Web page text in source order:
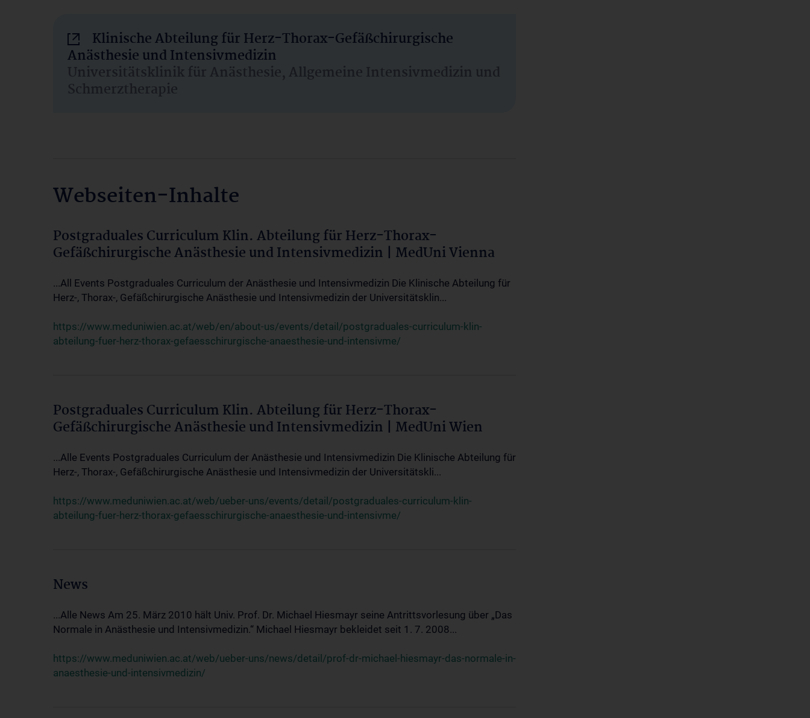
Klinische Abteilung für Herz-Thorax-Gefäßchirurgische
Anästhesie und Intensivmedizin
Universitätsklinik für Anästhesie, Allgemeine Intensivmedizin und
Schmerztherapie
Webseiten-Inhalte
Postgraduales Curriculum Klin. Abteilung für Herz-Thorax-
Gefäßchirurgische Anästhesie und Intensivmedizin | MedUni Vienna
...All Events Postgraduales Curriculum der Anästhesie und Intensivmedizin Die Klinische Abteilung für
Herz-, Thorax-, Gefäßchirurgische Anästhesie und Intensivmedizin der Universitätsklin...
https://www.meduniwien.ac.at/web/en/about-us/events/detail/postgraduales-curriculum-klin-
abteilung-fuer-herz-thorax-gefaesschirurgische-anaesthesie-und-intensivme/
Postgraduales Curriculum Klin. Abteilung für Herz-Thorax-
Gefäßchirurgische Anästhesie und Intensivmedizin | MedUni Wien
...Alle Events Postgraduales Curriculum der Anästhesie und Intensivmedizin Die Klinische Abteilung für
Herz-, Thorax-, Gefäßchirurgische Anästhesie und Intensivmedizin der Universitätskli...
https://www.meduniwien.ac.at/web/ueber-uns/events/detail/postgraduales-curriculum-klin-
abteilung-fuer-herz-thorax-gefaesschirurgische-anaesthesie-und-intensivme/
News
...Alle News Am 25. März 2010 hält Univ. Prof. Dr. Michael Hiesmayr seine Antrittsvorlesung über „Das
Normale in Anästhesie und Intensivmedizin.“ Michael Hiesmayr bekleidet seit 1. 7. 2008...
https://www.meduniwien.ac.at/web/ueber-uns/news/detail/prof-dr-michael-hiesmayr-das-normale-in-
anaesthesie-und-intensivmedizin/